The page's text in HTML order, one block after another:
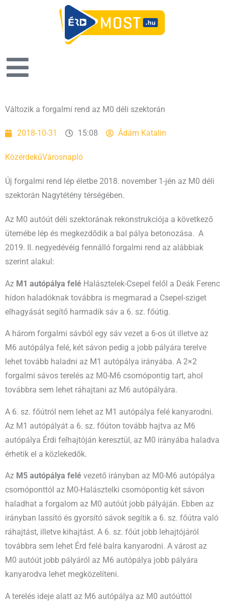
Változik a forgalmi rend az M0 déli szektorán
2018-10-31 15:08 Ádám Katalin
KözérdekűVárosnapló
Új forgalmi rend lép életbe 2018. november 1-jén az M0 déli
szektorán Nagytétény térségében.
Az M0 autóút déli szektorának rekonstrukciója a következő
ütemébe lép és megkezdődik a bal pálya betonozása. A
2019. II. negyedévéig fennálló forgalmi rend az alábbiak
szerint alakul:
Az M1 autópálya felé Halásztelek-Csepel felől a Deák Ferenc
hídon haladóknak továbbra is megmarad a Csepel-sziget
elhagyását segítő harmadik sáv a 6. sz. főútig.
A három forgalmi sávból egy sáv vezet a 6-os út illetve az
M6 autópálya felé, két sávon pedig a jobb pályára terelve
lehet tovább haladni az M1 autópálya irányába. A 2×2
forgalmi sávos terelés az M0-M6 csomópontig tart, ahol
továbbra sem lehet ráhajtani az M6 autópályára.
A 6. sz. főútról nem lehet az M1 autópálya felé kanyarodni.
Az M1 autópályát a 6. sz. főúton tovább hajtva az M6
autópálya Érdi felhajtóján keresztül, az M0 irányába haladva
érhetik el a közlekedők.
Az M5 autópálya felé vezető irányban az M0-M6 autópálya
csomóponttól az M0-Halásztelki csomópontig két sávon
haladhat a forgalom az M0 autóút jobb pályáján. Ebben az
irányban lassító és gyorsító sávok segítik a 6. sz. főútra való
ráhajtást, illetve kihajtást. A 6. sz. főút jobb lehajtójáról
továbbra sem lehet Érd felé balra kanyarodni. A várost az
M0 autóút jobb pályáról az M6 autópálya jobb pályára
kanyarodva lehet megközelíteni.
A terelés ideje alatt az M6 autópálya az M0 autóúttól